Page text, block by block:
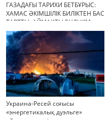
ГАЗАДАҒЫ ТАРИХИ БЕТБҰРЫС:
ХАМАС ӘКІМШІЛІК БИЛІКТЕН БАС
ТАРТТЫ. АЙМАҚТЫ ЕНДІ КІМ
БАСҚАРАДЫ?
Украина-Ресей соғысы
«энергетикалық дуэльге»
айналып кетті